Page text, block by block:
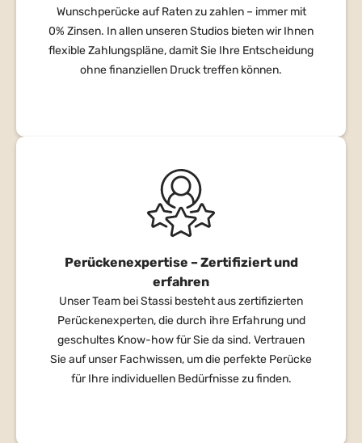
Wunschperücke auf Raten zu zahlen – immer mit
0% Zinsen. In allen unseren Studios bieten wir Ihnen
flexible Zahlungspläne, damit Sie Ihre Entscheidung
ohne finanziellen Druck treffen können.
Perückenexpertise – Zertifiziert und
erfahren
Unser Team bei Stassi besteht aus zertifizierten
Perückenexperten, die durch ihre Erfahrung und
geschultes Know-how für Sie da sind. Vertrauen
Sie auf unser Fachwissen, um die perfekte Perücke
für Ihre individuellen Bedürfnisse zu finden.